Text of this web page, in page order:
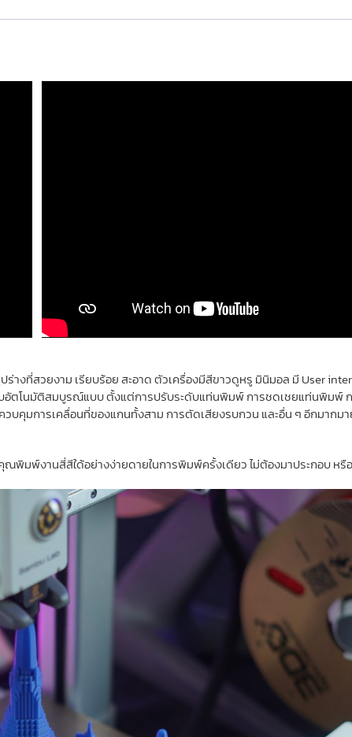
ต้น
งที่สวยงาม เรียบร้อย สะอาด ตัวเครื่องมีสีขาวดูหรู มินิมอล มี User
อัตโนมัติสมบูรณ์แบบ ตั้งแต่การปรับระดับแท่นพิมพ์ การชดเชยแท่นพิมพ์
คุมการเคลื่อนที่ของแกนทั้งสาม การตัดเสียงรบกวน และอื่น ๆ อีกมากม
มพ์งานสี่สีใด้อย่างง่ายดายในการพิมพ์ครั้งเดียว ไม่ต้องมาประกอบ หรื